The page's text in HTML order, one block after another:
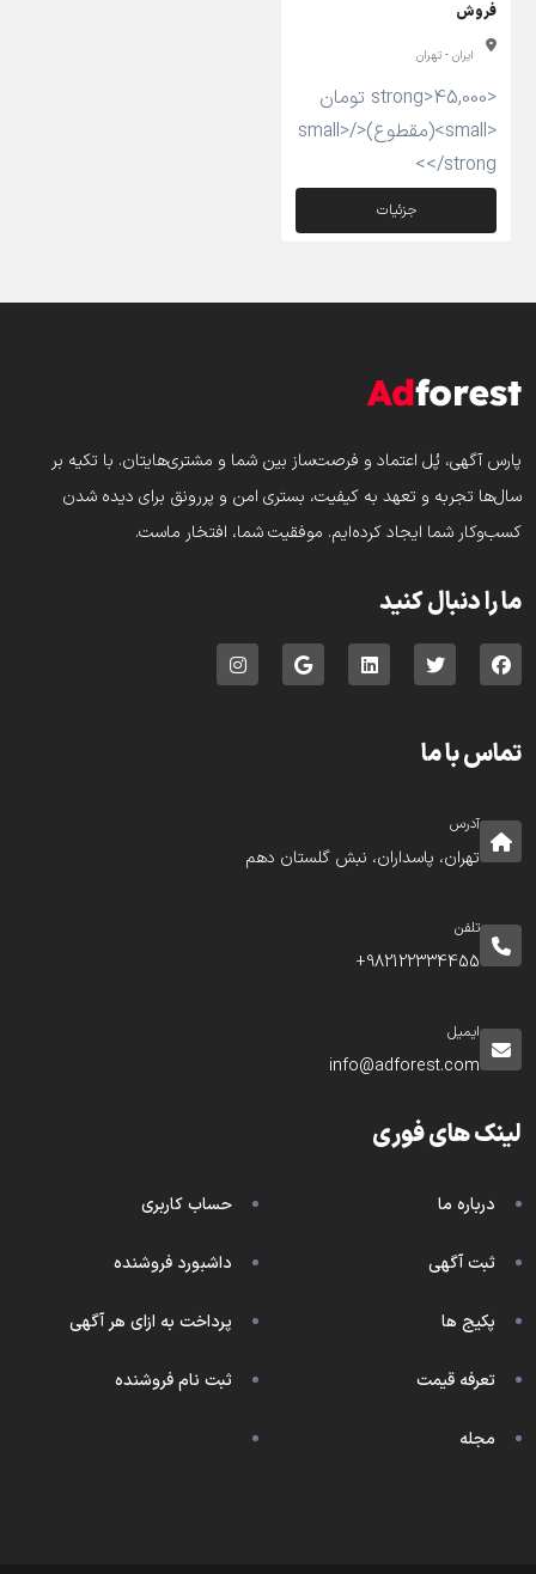
فروش
ایران - تهران
<strong>45,000 تومان
<small>(مقطوع)</small>
</strong>
جزئیات
پارس‌ آگهی، پُل اعتماد و فرصت‌ساز بین شما و مشتری‌هایتان. با تکیه بر
سال‌ها تجربه و تعهد به کیفیت، بستری امن و پررونق برای دیده شدن
کسب‌وکار شما ایجاد کرده‌ایم. موفقیت شما، افتخار ماست.
ما را دنبال کنید
تماس با ما
آدرس
تهران، پاسداران، نبش گلستان دهم
تلفن
982122334455+
ایمیل
info@adforest.com
لینک های فوری
درباره ما
ثبت آگهی
پکیج ها
تعرفه قیمت
مجله
حساب کاربری
داشبورد فروشنده
پرداخت به ازای هر آگهی
ثبت نام فروشنده